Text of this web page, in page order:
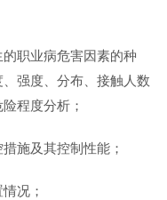
的职业病危害因素的种
强度、分布、接触人数
程度分析；
施及其控制性能；
况；